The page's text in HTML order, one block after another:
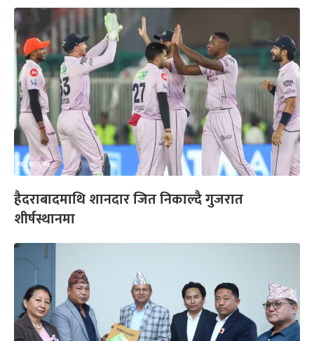
हैदराबादमाथि शानदार जित निकाल्दै गुजरात
शीर्षस्थानमा